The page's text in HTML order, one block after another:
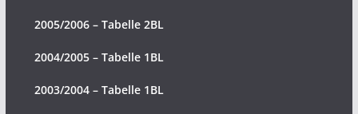
2005/2006 – Tabelle 2BL
2004/2005 – Tabelle 1BL
2003/2004 – Tabelle 1BL